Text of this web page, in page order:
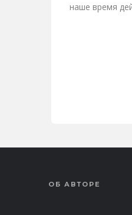
наше время
ОБ АВТОРЕ